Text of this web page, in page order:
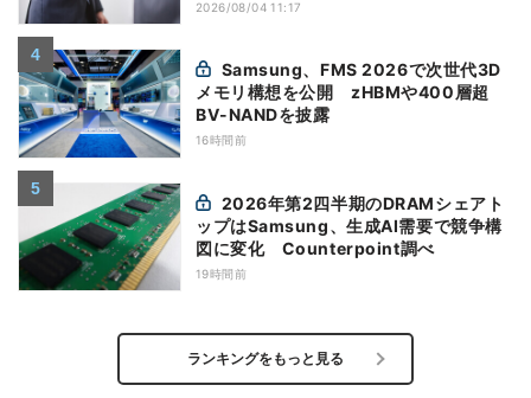
2026/08/04 11:17
メモリ構想を公開 zHBMや400層超
BV-NANDを披露
16時間前
ップはSamsung、生成AI需要で競争構
図に変化 Counterpoint調べ
19時間前
ランキングをもっと見る